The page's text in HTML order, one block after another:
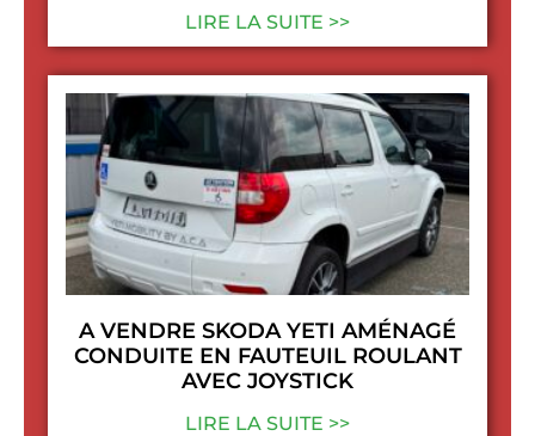
LIRE LA SUITE >>
A VENDRE SKODA YETI AMÉNAGÉ
CONDUITE EN FAUTEUIL ROULANT
AVEC JOYSTICK
LIRE LA SUITE >>